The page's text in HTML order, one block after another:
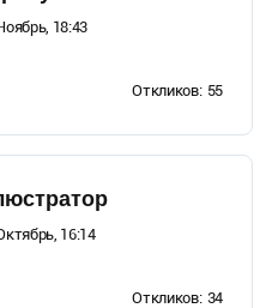
18:43
Откликов: 55
16:14
Откликов: 34